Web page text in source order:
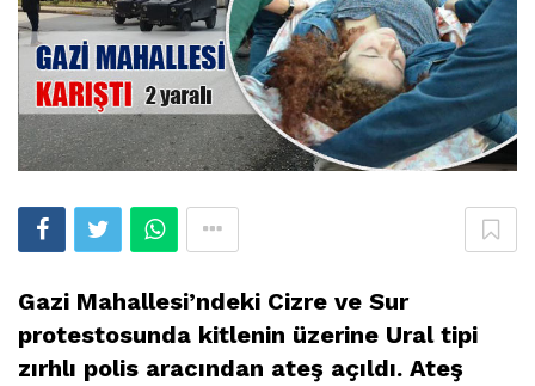
Gazi Mahallesi’ndeki Cizre ve Sur
protestosunda kitlenin üzerine Ural tipi
zırhlı polis aracından ateş açıldı. Ateş